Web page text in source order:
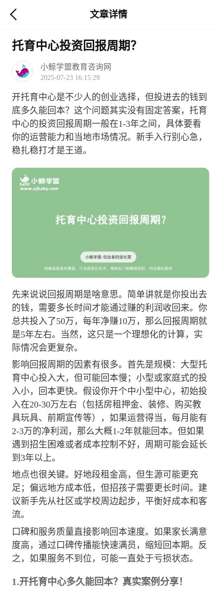
文章详情
托育中心投资回报周期？
小鲸学盟教育咨询网
2025-07-23 16:15:29
开托育中心是不少人的创业选择，但投进去的钱到
底多久能回本？这个问题其实没有固定答案，托育
中心的投资回报周期一般在1-3年之间，具体要看
你的运营能力和当地市场情况。新手入行别心急，
稳扎稳打才是王道。
先来说说回报周期是啥意思。简单讲就是你投出去
的钱，需要多长时间才能通过赚的利润收回来。你
总共投入了50万，每年净赚10万，那么回报周期就
是5年左右。当然，这只是一个理想化的计算，实
际情况会更复杂。
影响回报周期的因素有很多。首先是规模：大型托
育中心投入大，但可能回本慢；小型或家庭式的投
入小，回本更快。假设你开个中小型中心，初始投
入在20-30万左右（包括房租押金、装修、购买教
具玩具、前期宣传等），如果运营得当，每月能有
2-3万的净利润，那么大概1-2年就能回本。但如果
遇到招生困难或者成本控制不好，周期可能会延长
到3年以上。
地点也很关键。好地段租金高，但生源可能更充
足；偏远地方成本低，但招孩子需要更长时间。建
议新手先从社区或学校周边起步，平衡好成本和客
流。
口碑和服务质量直接影响回本速度。如果家长满意
度高，通过口碑传播能快速满员，缩短回本期。反
之，如果服务不到位，可能一直处于亏损状态。
1.开托育中心多久能回本？真实案例分享！